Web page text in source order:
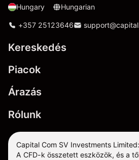
Hungary Hungarian
+357 25123646
Kereskedés
Piacok
Árazás
Rólunk
Capital Com SV Investments Limited:
A CFD-k összetett eszközök, és a